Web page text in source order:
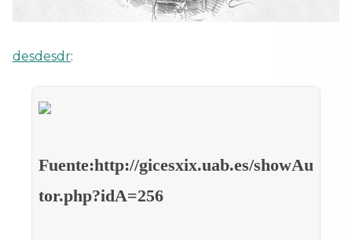
desdesdr:
Fuente:http://gicesxix.uab.es/showAu
tor.php?idA=256